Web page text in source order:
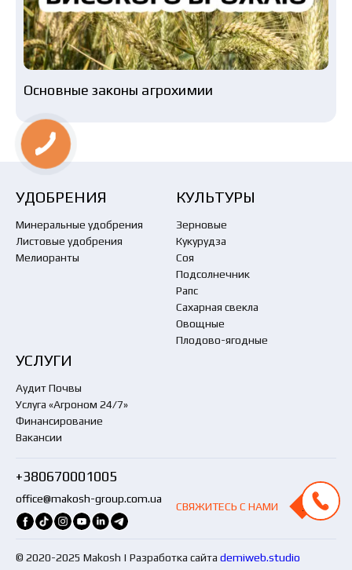
Основные законы агрохимии
УДОБРЕНИЯ
Минеральные удобрения
Листовые удобрения
Мелиоранты
КУЛЬТУРЫ
Зерновые
Кукурудза
Соя
Подсолнечник
Рапс
Сахарная свекла
Овощные
Плодово-ягодные
УСЛУГИ
Аудит Почвы
Услуга «Агроном 24/7»
Финансирование
Вакансии
+380670001005
office@makosh-group.com.ua
СВЯЖИТЕСЬ С НАМИ
СВЯЖИТЕСЬ С НАМИ
© 2020-2025 Makosh | Разработка сайта demiweb.studio